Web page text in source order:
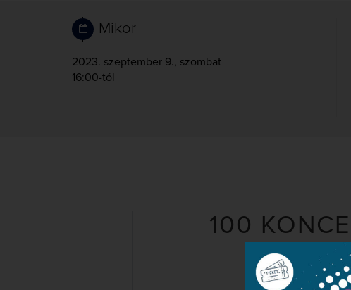
Mikor
2023. szeptember 9., szombat
16:00-tól
100